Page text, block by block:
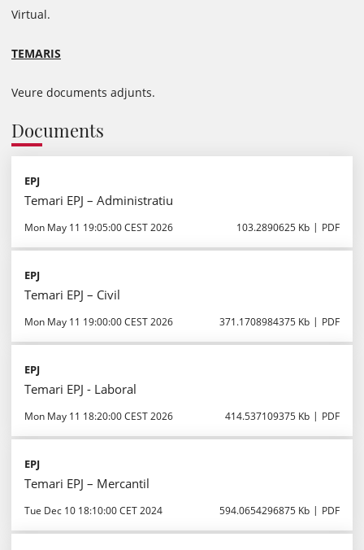
Virtual.
TEMARIS
Veure documents adjunts.
Documents
EPJ
Temari EPJ – Administratiu
Mon May 11 19:05:00 CEST 2026 103.2890625 Kb PDF
EPJ
Temari EPJ – Civil
Mon May 11 19:00:00 CEST 2026 371.1708984375 Kb PDF
EPJ
Temari EPJ - Laboral
Mon May 11 18:20:00 CEST 2026 414.537109375 Kb PDF
EPJ
Temari EPJ – Mercantil
Tue Dec 10 18:10:00 CET 2024 594.0654296875 Kb PDF